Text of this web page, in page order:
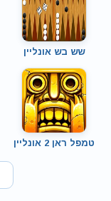
שש בש אונליין
טמפל ראן 2 אונליין